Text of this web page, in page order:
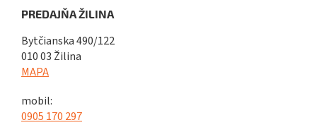
PREDAJŇA ŽILINA
Bytčianska 490/122
010 03 Žilina
MAPA
mobil:
0905 170 297